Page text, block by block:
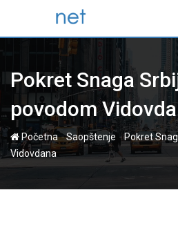
content
Pokret Snaga
povodom
Početna-Saopštenje -Pokret
Vidovdana